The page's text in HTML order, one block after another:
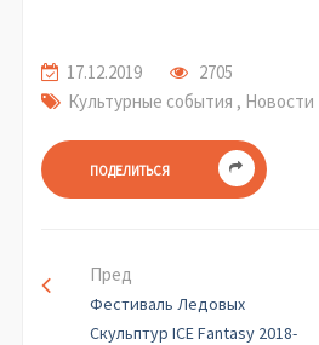
17.12.2019
2705
Культурные события , Новости
ПОДЕЛИТЬСЯ
Пред
Фестиваль Ледовых
Скульптур ICE Fantasy 2018-